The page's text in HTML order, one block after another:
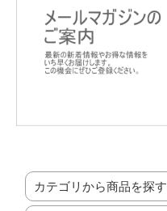
カテゴリから商品を探す